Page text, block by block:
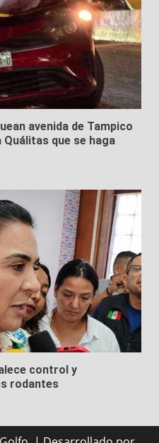
avenida de Tampico
que se haga
control y
rodantes